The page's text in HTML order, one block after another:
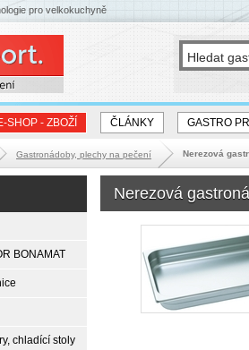
SHOP - ZBOŽÍ ČLÁNKY GASTRO
Gastronádoby, plechy na pečení Nerezová
Nerezová
BONAMAT
chladící stoly
pro velkokuchyně